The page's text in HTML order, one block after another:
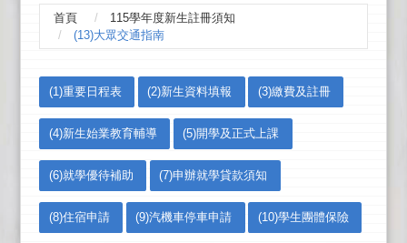
首頁
115學年度新生註冊須知
(13)大眾交通指南
(1)重要日程表 (2)新生資料填報 (3)繳費及註冊
(4)新生始業教育輔導 (5)開學及正式上課
(6)就學優待補助 (7)申辦就學貸款須知
(8)住宿申請 (9)汽機車停車申請 (10)學生團體保險